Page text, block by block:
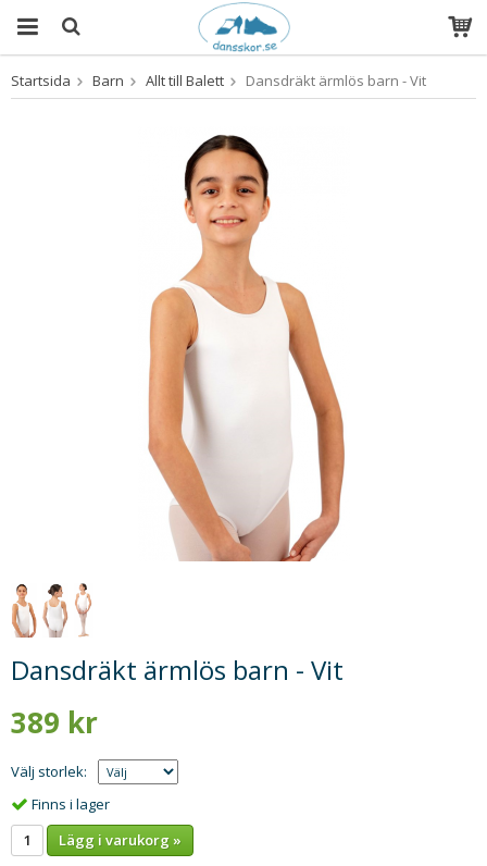
Produkten har blivit tillagd i varukorgen
Startsida Barn Allt till Balett Dansdräkt ärmlös barn - Vit
Dansdräkt ärmlös barn - Vit
389 kr
Välj storlek:
Finns i lager
Lägg i varukorg »